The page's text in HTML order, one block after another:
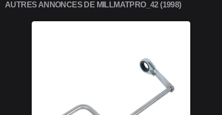
AUTRES ANNONCES DE MILLMATPRO_42 (1998)